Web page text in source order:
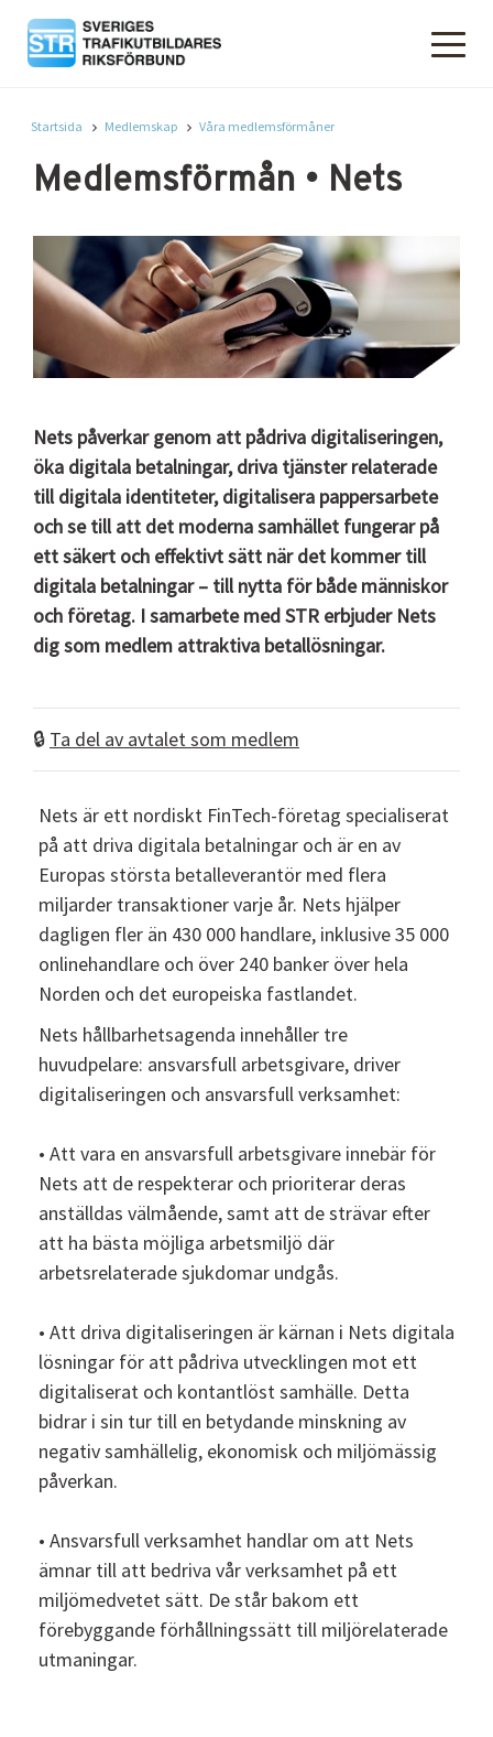
Startsida Medlemskap Våra medlemsförmåner
Medlemsförmån • Nets
Nets påverkar genom att pådriva digitaliseringen,
öka digitala betalningar, driva tjänster relaterade
till digitala identiteter, digitalisera pappersarbete
och se till att det moderna samhället fungerar på
ett säkert och effektivt sätt när det kommer till
digitala betalningar – till nytta för både människor
och företag. I samarbete med STR erbjuder Nets
dig som medlem attraktiva betallösningar.
🔒 Ta del av avtalet som medlem
Nets är ett nordiskt FinTech-företag specialiserat
på att driva digitala betalningar och är en av
Europas största betalleverantör med flera
miljarder transaktioner varje år. Nets hjälper
dagligen fler än 430 000 handlare, inklusive 35 000
onlinehandlare och över 240 banker över hela
Norden och det europeiska fastlandet.
Nets hållbarhetsagenda innehåller tre
huvudpelare: ansvarsfull arbetsgivare, driver
digitaliseringen och ansvarsfull verksamhet:
• Att vara en ansvarsfull arbetsgivare innebär för
Nets att de respekterar och prioriterar deras
anställdas välmående, samt att de strävar efter
att ha bästa möjliga arbetsmiljö där
arbetsrelaterade sjukdomar undgås.
• Att driva digitaliseringen är kärnan i Nets digitala
lösningar för att pådriva utvecklingen mot ett
digitaliserat och kontantlöst samhälle. Detta
bidrar i sin tur till en betydande minskning av
negativ samhällelig, ekonomisk och miljömässig
påverkan.
• Ansvarsfull verksamhet handlar om att Nets
ämnar till att bedriva vår verksamhet på ett
miljömedvetet sätt. De står bakom ett
förebyggande förhållningssätt till miljörelaterade
utmaningar.